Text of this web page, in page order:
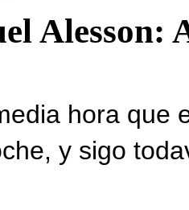
Alesson:
hora que
y sigo